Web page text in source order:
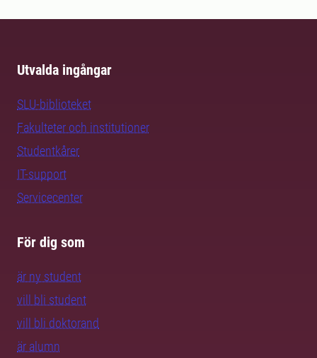
Utvalda ingångar
SLU-biblioteket
Fakulteter och institutioner
Studentkårer
IT-support
Servicecenter
För dig som
är ny student
vill bli student
vill bli doktorand
är alumn